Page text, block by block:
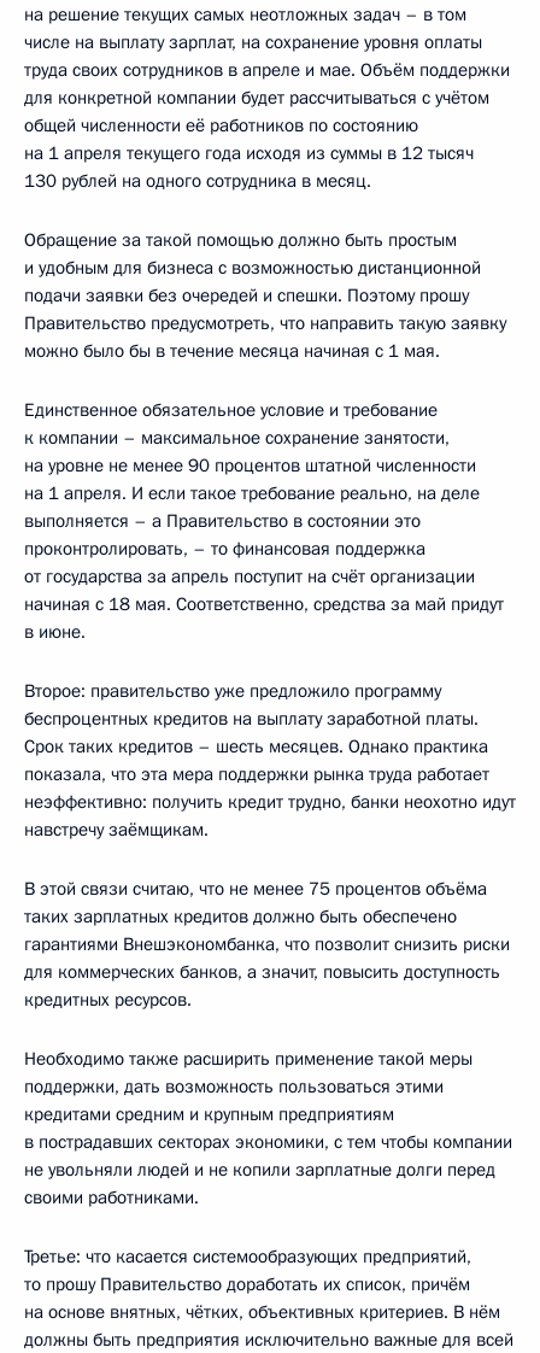
на решение текущих самых неотложных задач – в том
числе на выплату зарплат, на сохранение уровня оплаты
труда своих сотрудников в апреле и мае. Объём поддержки
для конкретной компании будет рассчитываться с учётом
общей численности её работников по состоянию
на 1 апреля текущего года исходя из суммы в 12 тысяч
130 рублей на одного сотрудника в месяц.
Обращение за такой помощью должно быть простым
и удобным для бизнеса с возможностью дистанционной
подачи заявки без очередей и спешки. Поэтому прошу
Правительство предусмотреть, что направить такую заявку
можно было бы в течение месяца начиная с 1 мая.
Единственное обязательное условие и требование
к компании – максимальное сохранение занятости,
на уровне не менее 90 процентов штатной численности
на 1 апреля. И если такое требование реально, на деле
выполняется – а Правительство в состоянии это
проконтролировать, – то финансовая поддержка
от государства за апрель поступит на счёт организации
начиная с 18 мая. Соответственно, средства за май придут
в июне.
Второе: правительство уже предложило программу
беспроцентных кредитов на выплату заработной платы.
Срок таких кредитов – шесть месяцев. Однако практика
показала, что эта мера поддержки рынка труда работает
неэффективно: получить кредит трудно, банки неохотно идут
навстречу заёмщикам.
В этой связи считаю, что не менее 75 процентов объёма
таких зарплатных кредитов должно быть обеспечено
гарантиями Внешэкономбанка, что позволит снизить риски
для коммерческих банков, а значит, повысить доступность
кредитных ресурсов.
Необходимо также расширить применение такой меры
поддержки, дать возможность пользоваться этими
кредитами средним и крупным предприятиям
в пострадавших секторах экономики, с тем чтобы компании
не увольняли людей и не копили зарплатные долги перед
своими работниками.
Третье: что касается системообразующих предприятий,
то прошу Правительство доработать их список, причём
на основе внятных, чётких, объективных критериев. В нём
должны быть предприятия исключительно важные для всей